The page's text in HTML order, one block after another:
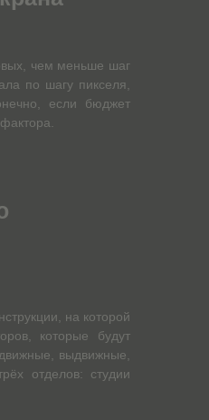
чем меньше шаг
по шагу пикселя,
если бюджет
на которой
которые будут
выдвижные,
отделов: студии